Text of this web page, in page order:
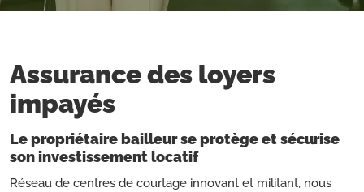
Assurance des loyers
impayés
Le propriétaire bailleur se protège et sécurise
son investissement locatif
Réseau de centres de courtage innovant et militant, nous